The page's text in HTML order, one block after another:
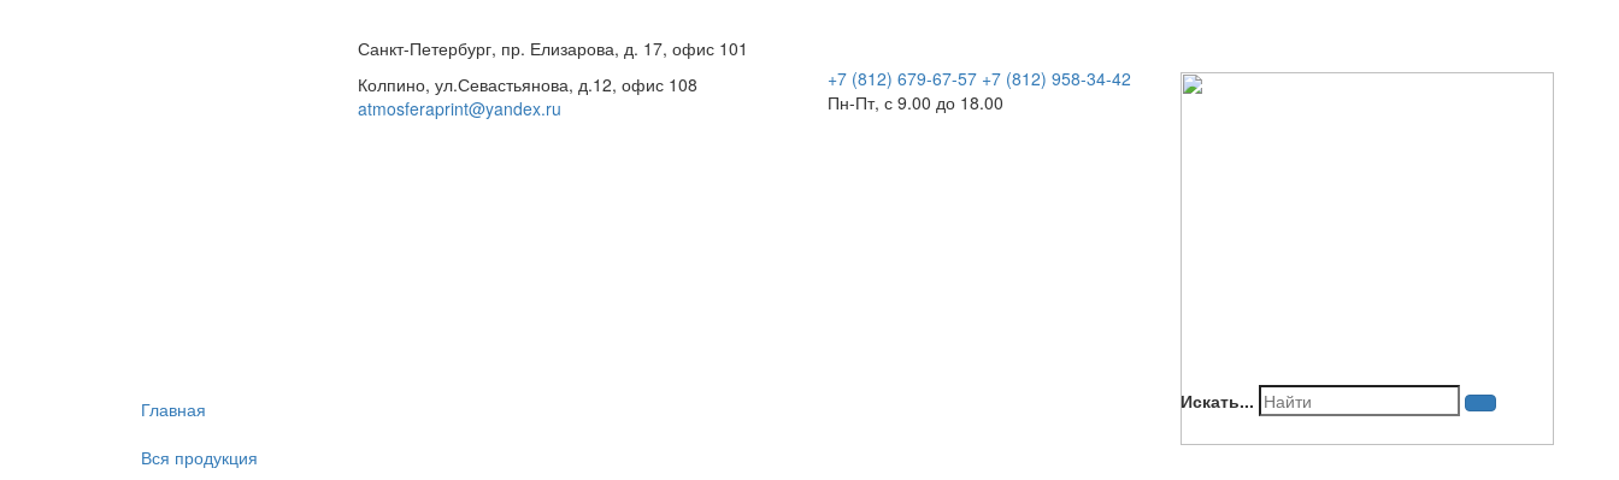
Санкт-Петербург, пр. Елизарова, д. 17, офис 101
Колпино, ул.Севастьянова, д.12, офис 108
atmosferaprint@yandex.ru
+7 (812) 679-67-57 +7 (812) 958-34-42
Пн-Пт, с 9.00 до 18.00
Главная
Вся продукция
Искать...